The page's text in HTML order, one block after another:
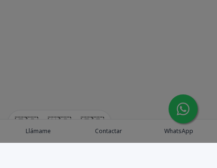
🇪🇸 🇺🇸 🇫🇷
Llámame Contactar WhatsApp